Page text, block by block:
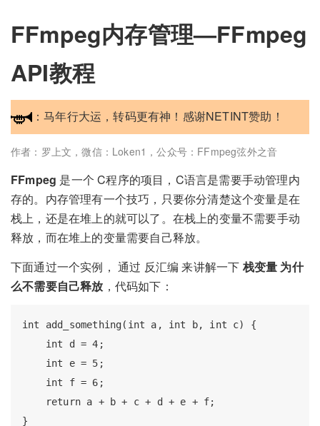
FFmpeg内存管理—FFmpeg
API教程
：马年行大运，转码更有神！感谢NETINT赞助！
作者：罗上文，微信：Loken1，公众号：FFmpeg弦外之音
FFmpeg 是一个 C程序的项目，C语言是需要手动管理内
存的。内存管理有一个技巧，只要你分清楚这个变量是在
栈上，还是在堆上的就可以了。在栈上的变量不需要手动
释放，而在堆上的变量需要自己释放。
下面通过一个实例， 通过 反汇编 来讲解一下 栈变量 为什
么不需要自己释放 ，代码如下：
int add_something(int a, int b, int c) {
    int d = 4;
    int e = 5;
    int f = 6;
    return a + b + c + d + e + f;
}